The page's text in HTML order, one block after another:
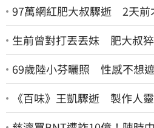
97萬網紅肥大叔驟逝 2天前
生前曾對打丟丟妹 肥大叔
69歲陸小芬曬照 性感不想遮
《百味》王凱驟逝 製作人